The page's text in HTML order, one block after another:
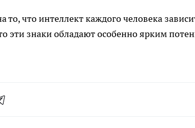
то, что интеллект каждого человека
эти знаки обладают особенно ярким